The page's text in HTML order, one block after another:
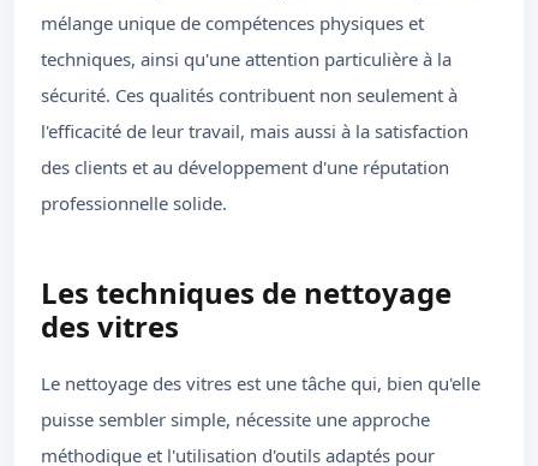
mélange unique de compétences physiques et
techniques, ainsi qu'une attention particulière à la
sécurité. Ces qualités contribuent non seulement à
l'efficacité de leur travail, mais aussi à la satisfaction
des clients et au développement d'une réputation
professionnelle solide.
Les techniques de nettoyage
des vitres
Le nettoyage des vitres est une tâche qui, bien qu'elle
puisse sembler simple, nécessite une approche
méthodique et l'utilisation d'outils adaptés pour